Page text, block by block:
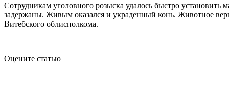
Сотрудникам уголовного розыска удалось быстро
задержаны. Живым оказался и украденный конь. Животное
Витебского облисполкома.
Оцените статью